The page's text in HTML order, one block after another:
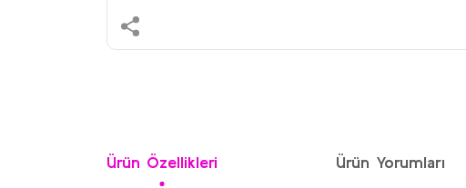
Ürün Özellikleri Ürün Yorumları